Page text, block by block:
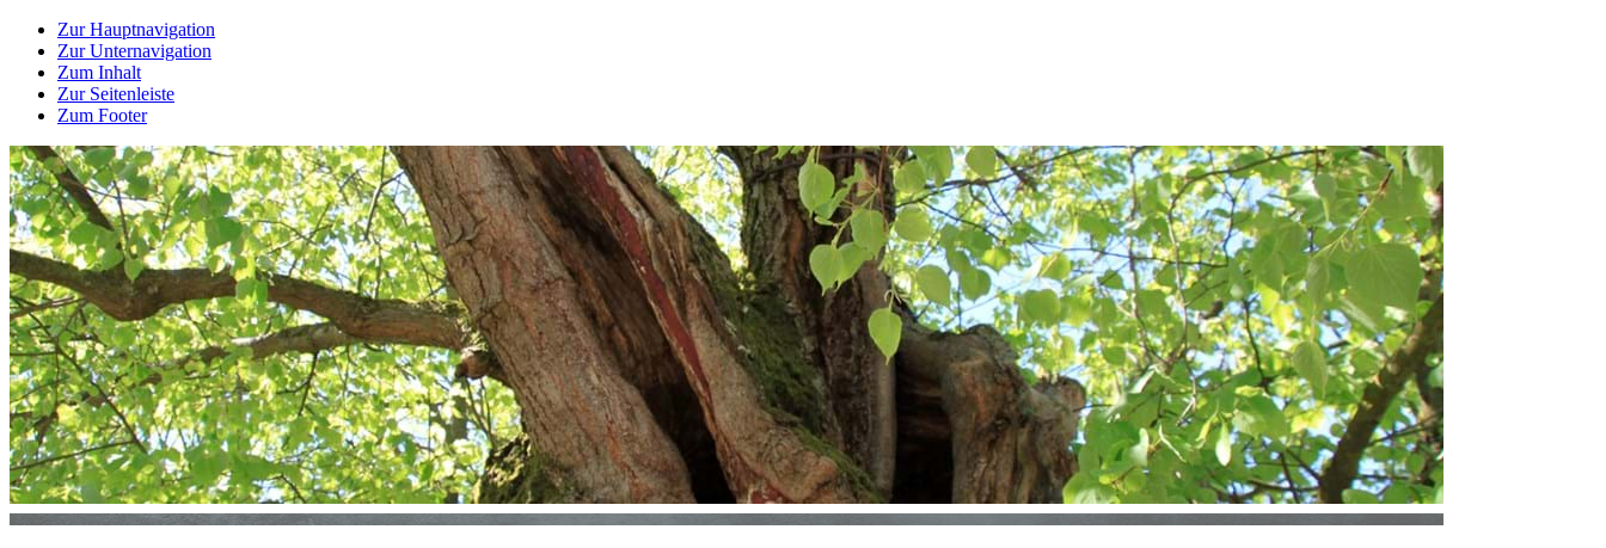
Zur Hauptnavigation
Zur Unternavigation
Zum Inhalt
Zur Seitenleiste
Zum Footer